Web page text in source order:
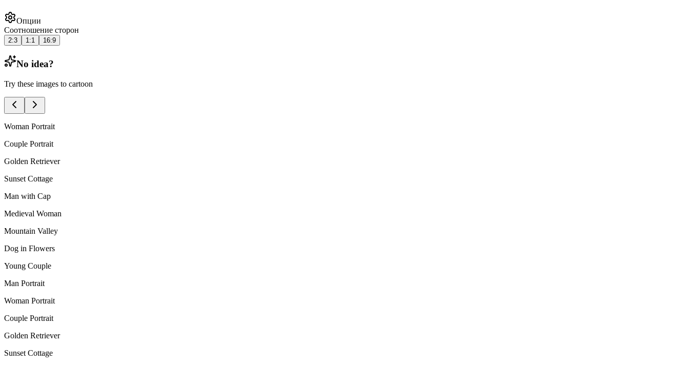
Опции
Соотношение сторон
2:3 1:1 16:9
No idea?
Try these images to cartoon
Woman Portrait
Couple Portrait
Golden Retriever
Sunset Cottage
Man with Cap
Medieval Woman
Mountain Valley
Dog in Flowers
Young Couple
Man Portrait
Woman Portrait
Couple Portrait
Golden Retriever
Sunset Cottage